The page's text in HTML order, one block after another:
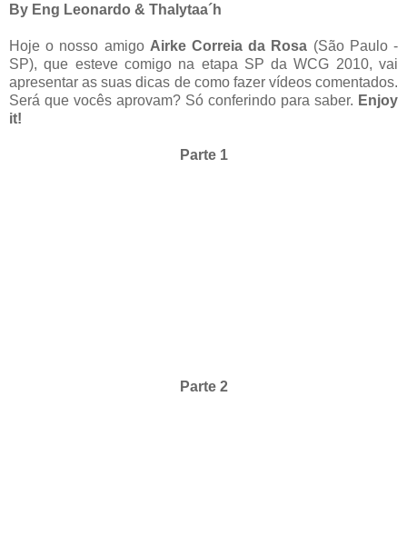
By Eng Leonardo & Thalytaa´h
Hoje o nosso amigo Airke Correia da Rosa (São Paulo -
SP), que esteve comigo na etapa SP da WCG 2010, vai
apresentar as suas dicas de como fazer vídeos comentados.
Será que vocês aprovam? Só conferindo para saber. Enjoy
it!
Parte 1
Parte 2